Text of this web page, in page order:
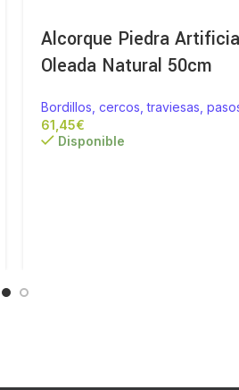
Alcorque Piedra
Oleada Natural 50cm
Bordillos, cercos, traviesas,
€
Disponible